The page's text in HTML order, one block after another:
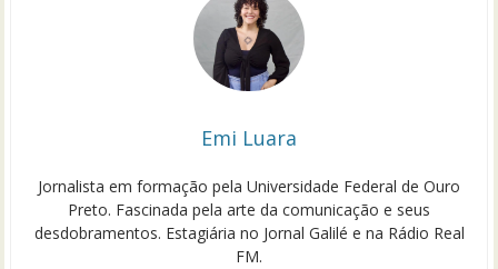
Emi Luara
Jornalista em formação pela Universidade Federal de Ouro
Preto. Fascinada pela arte da comunicação e seus
desdobramentos. Estagiária no Jornal Galilé e na Rádio Real
FM.